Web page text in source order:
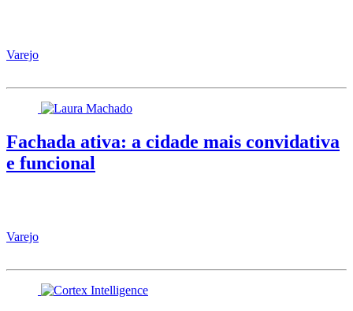
Varejo
Fachada ativa: a cidade mais convidativa
e funcional
Varejo